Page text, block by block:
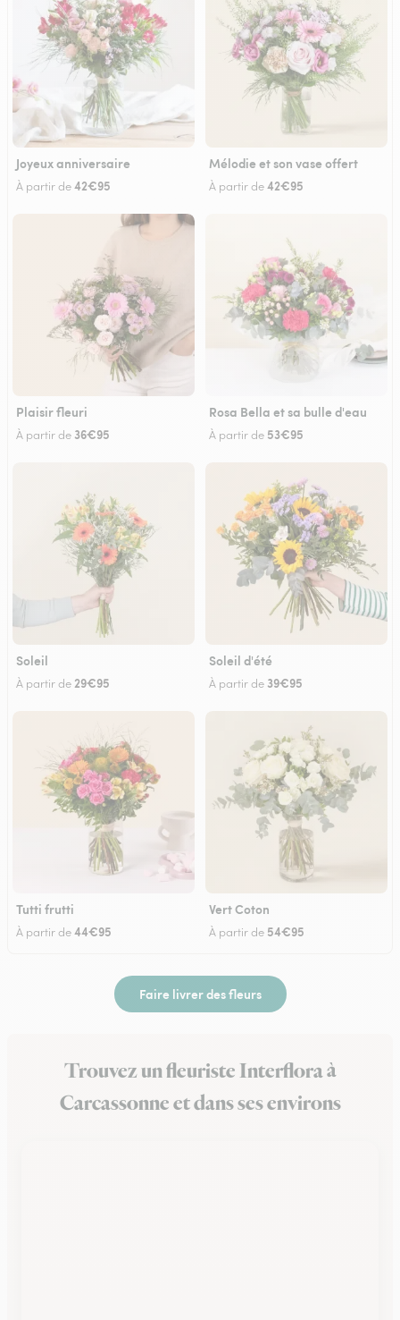
Joyeux anniversaire
À partir de42€95
Mélodie et son vase offert
À partir de42€95
Plaisir fleuri
À partir de 36€95
Rosa Bella et sa bulle d'eau
À partir de 53€95
Soleil
À partir de29€95
Soleil d'été
À partir de 39€95
Tutti frutti
À partir de44€95
Vert Coton
À partir de 54€95
Faire livrer des fleurs
Trouvez un fleuriste Interflora à
Carcassonne et dans ses environs